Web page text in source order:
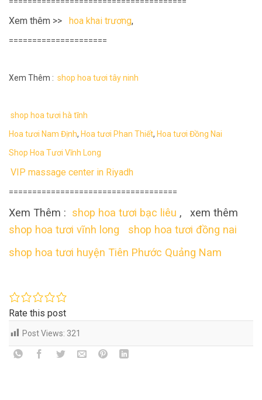
Xem thêm >> hoa khai trương,
=====================
Xem Thêm : shop hoa tươi tây ninh
shop hoa tươi hà tĩnh
Hoa tươi Nam Định, Hoa tươi Phan Thiết, Hoa tươi Đồng Nai
Shop Hoa Tươi Vĩnh Long
VIP massage center in Riyadh
====================================
Xem Thêm : shop hoa tươi bạc liêu , xem thêm
shop hoa tươi vĩnh long
shop hoa tươi đồng nai
shop hoa tươi huyện Tiên Phước Quảng Nam
Rate this post
Post Views: 321